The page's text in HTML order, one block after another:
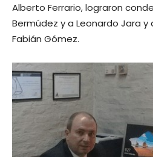
Alberto Ferrario, lograron
Bermúdez y a Leonardo Jara y
Fabián Gómez.